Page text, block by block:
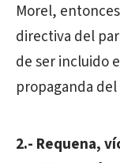
Morel,
directiva del
de ser incluido
propaganda
2.- Requena,